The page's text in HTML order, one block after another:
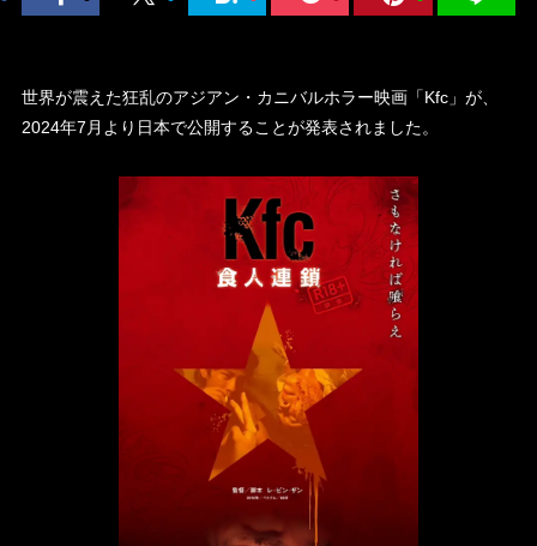
世界が震えた狂乱のアジアン・カニバルホラー映画「Kfc」が、
2024年7月より日本で公開することが発表されました。